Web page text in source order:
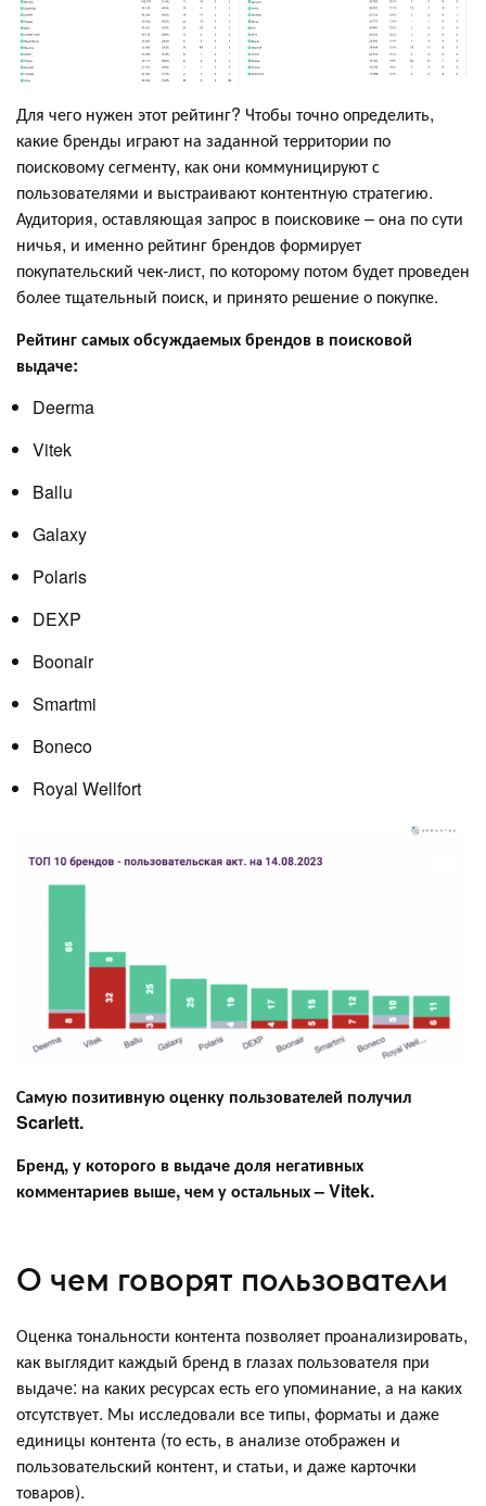
Для чего нужен этот рейтинг? Чтобы точно определить,
какие бренды играют на заданной территории по
поисковому сегменту, как они коммуницируют с
пользователями и выстраивают контентную стратегию.
Аудитория, оставляющая запрос в поисковике – она по сути
ничья, и именно рейтинг брендов формирует
покупательский чек-лист, по которому потом будет проведен
более тщательный поиск, и принято решение о покупке.
Рейтинг самых обсуждаемых брендов в поисковой
выдаче:
Deerma
Vitek
Ballu
Galaxy
Polaris
DEXP
Boonair
Smartmi
Boneco
Royal Wellfort
Самую позитивную оценку пользователей получил
Scarlett.
Бренд, у которого в выдаче доля негативных
комментариев выше, чем у остальных – Vitek.
О чем говорят пользователи
Оценка тональности контента позволяет проанализировать,
как выглядит каждый бренд в глазах пользователя при
выдаче: на каких ресурсах есть его упоминание, а на каких
отсутствует. Мы исследовали все типы, форматы и даже
единицы контента (то есть, в анализе отображен и
пользовательский контент, и статьи, и даже карточки
товаров).